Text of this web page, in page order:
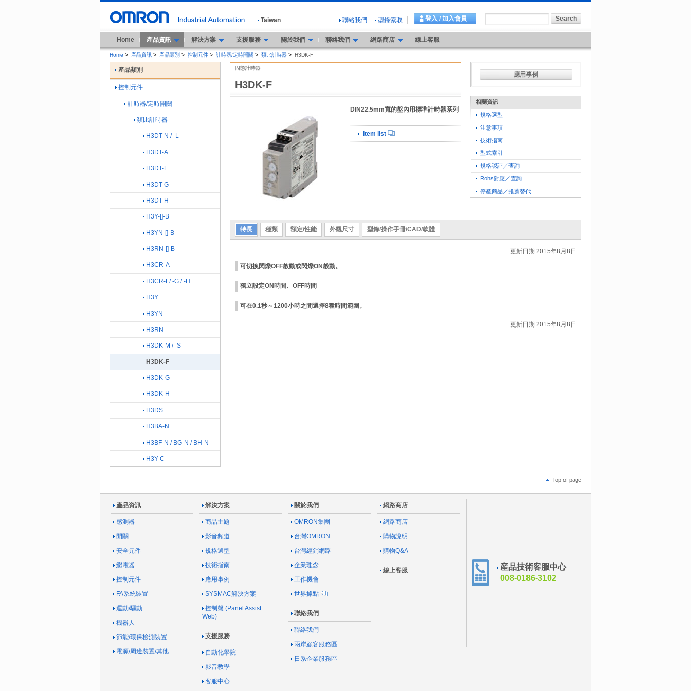
Taiwan 聯絡我們 型錄索取 登入 / 加入會員
Home 產品資訊 解決方案 支援服務 關於我們 聯絡我們 網路商店 線上客服
Home > 產品資訊 > 產品類別 > 控制元件 > 計時器/定時開關 > 類比計時器 > H3DK-F
H3DK-F
固態計時器
DIN22.5mm寬的盤內用標準計時器系列
Item list
應用事例
相關資訊
規格選型
注意事項
技術指南
型式索引
規格認証／查詢
Rohs對應／查詢
停產商品／推薦替代
特長 種類 額定/性能 外觀尺寸 型錄/操作手冊/CAD/軟體
更新日期 2015年8月8日
可切換閃爍OFF啟動或閃爍ON啟動。
獨立設定ON時間、OFF時間
可在0.1秒～1200小時之間選擇8種時間範圍。
更新日期 2015年8月8日
產品類別
控制元件
計時器/定時開關
類比計時器
H3DT-N / -L
H3DT-A
H3DT-F
H3DT-G
H3DT-H
H3Y-[]-B
H3YN-[]-B
H3RN-[]-B
H3CR-A
H3CR-F/ -G / -H
H3Y
H3YN
H3RN
H3DK-M / -S
H3DK-F
H3DK-G
H3DK-H
H3DS
H3BA-N
H3BF-N / BG-N / BH-N
H3Y-C
Top of page
產品資訊
感測器
開關
安全元件
繼電器
控制元件
FA系統裝置
運動/驅動
機器人
節能/環保檢測裝置
電源/周邊裝置/其他
解決方案
商品主題
影音頻道
規格選型
技術指南
應用事例
SYSMAC解決方案
控制盤 (Panel Assist
Web)
支援服務
自動化學院
影音教學
客服中心
關於我們
OMRON集團
台灣OMRON
台灣經銷網路
企業理念
工作機會
世界據點
聯絡我們
聯絡我們
兩岸顧客服務區
日系企業服務區
網路商店
網路商店
購物說明
購物Q&A
線上客服
産品技術客服中心
008-0186-3102